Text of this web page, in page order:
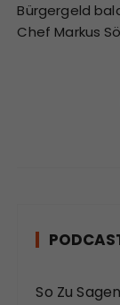
Bürgergeld
Chef Markus
So Zu